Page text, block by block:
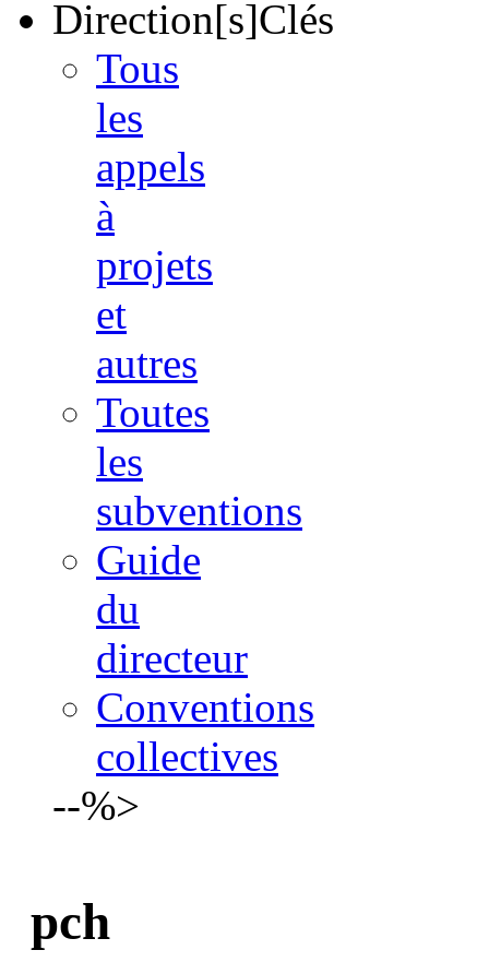
Direction[s]Clés
Tous
les
appels
à
projets
et
autres
Toutes
les
subventions
Guide
du
directeur
Conventions
collectives
--%>
pch